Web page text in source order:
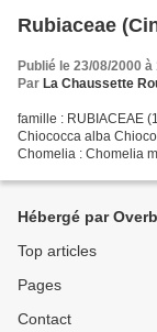
Rubiaceae
Publié le 23/08/2000 à
Par La Chaussette
famille : RUBIACEAE
Chiococca alba
Chomelia : Chomelia
Hébergé par
Top articles
Pages
Contact